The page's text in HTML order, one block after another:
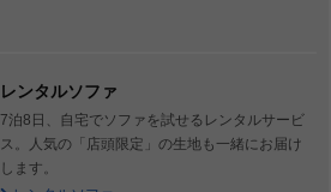
レンタルソファ
7泊8日、自宅でソファを試せるレンタルサービ
ス。人気の「店頭限定」の生地も一緒にお届け
します。